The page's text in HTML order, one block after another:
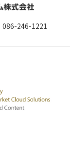
086-246-1221